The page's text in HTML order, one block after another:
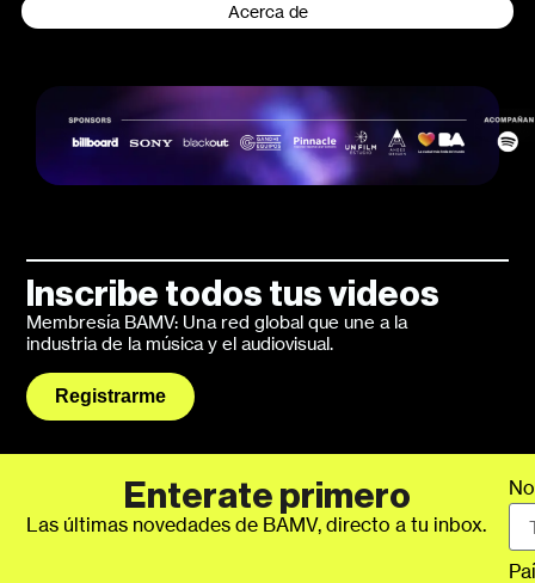
Acerca de
Inscribe todos tus videos
Membresía BAMV: Una red global que une a la
industria de la música y el audiovisual.
Registrarme
Enterate primero
Las últimas novedades de BAMV, directo a tu inbox.